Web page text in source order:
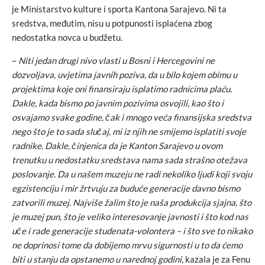
je Ministarstvo kulture i sporta Kantona Sarajevo. Ni ta
sredstva, međutim, nisu u potpunosti isplaćena zbog
nedostatka novca u budžetu.
– Niti jedan drugi nivo vlasti u Bosni i Hercegovini ne
dozvoljava, uvjetima javnih poziva, da u bilo kojem obimu u
projektima koje oni finansiraju isplatimo radnicima plaću.
Dakle, kada bismo po javnim pozivima osvojili, kao što i
osvajamo svake godine, čak i mnogo veća finansijska sredstva
nego što je to sada slučaj, mi iz njih ne smijemo isplatiti svoje
radnike. Dakle, činjenica da je Kanton Sarajevo u ovom
trenutku u nedostatku sredstava nama sada strašno otežava
poslovanje. Da u našem muzeju ne radi nekoliko ljudi koji svoju
egzistenciju i mir žrtvuju za buduće generacije davno bismo
zatvorili muzej. Najviše žalim što je naša produkcija sjajna, što
je muzej pun, što je veliko interesovanje javnosti i što kod nas
uče i rade generacije studenata-volontera – i što sve to nikako
ne doprinosi tome da dobijemo mrvu sigurnosti u to da ćemo
biti u stanju da opstanemo u narednoj godini, kazala je za Fenu